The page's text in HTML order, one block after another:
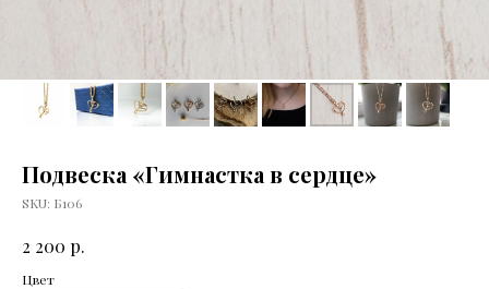
Подвеска «Гимнастка в сердце»
SKU: Б106
2 200 р.
Цвет